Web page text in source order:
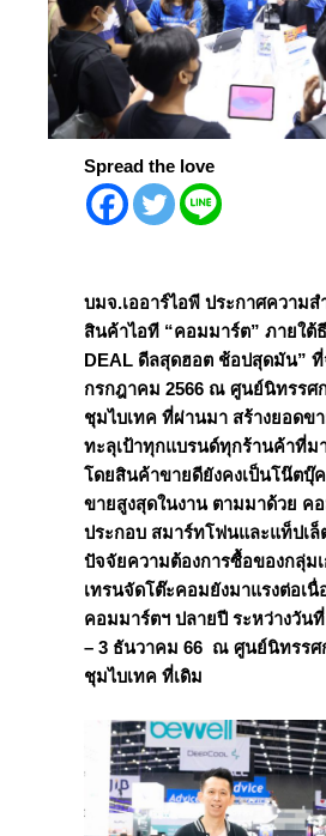
Spread the love
บมจ.เออาร์ไอพี ประกาศความส
สินค้าไอที “คอมมาร์ต” ภายใต้
DEAL ดีลสุดฮอต ช้อปสุดมัน”
กรกฎาคม 2566 ณ ศูนย์นิทรรศ
ชุมไบเทค ที่ผ่านมา สร้างยอดข
ทะลุเป้าทุกแบรนด์ทุกร้านค้าที่ม
โดยสินค้าขายดียังคงเป็นโน๊ตบุ๊
ขายสูงสุดในงาน ตามมาด้วย ค
ประกอบ สมาร์ทโฟนและแท็ปเ
ปัจจัยความต้องการซื้อของกลุ่ม
เทรนจัดโต๊ะคอมยังมาแรงต่อเ
คอมมาร์ตฯ ปลายปี ระหว่างวั
– 3 ธันวาคม 66 ณ ศูนย์นิทรรศ
ชุมไบเทค ที่เดิม